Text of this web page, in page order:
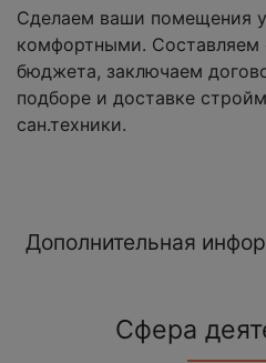
Сделаем ваши помещения
комфортными. Составляем
бюджета, заключаем
подборе и доставке
сан.техники.
Дополнительная
Сфера